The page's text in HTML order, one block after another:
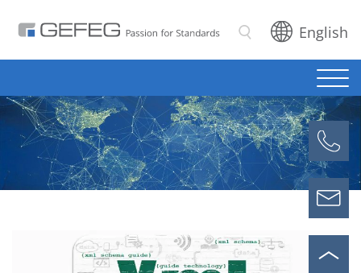
SuchenEnglish